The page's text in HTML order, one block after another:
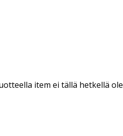
item ei tällä hetkellä ole